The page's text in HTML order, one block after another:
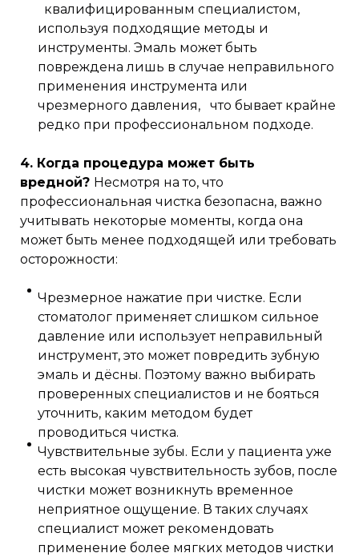
квалифицированным специалистом,
используя подходящие методы и
инструменты. Эмаль может быть
повреждена лишь в случае неправильного
применения инструмента или
чрезмерного давления, что бывает крайне
редко при профессиональном подходе.
4. Когда процедура может быть
вредной? Несмотря на то, что
профессиональная чистка безопасна, важно
учитывать некоторые моменты, когда она
может быть менее подходящей или требовать
осторожности:
Чрезмерное нажатие при чистке. Если
стоматолог применяет слишком сильное
давление или использует неправильный
инструмент, это может повредить зубную
эмаль и дёсны. Поэтому важно выбирать
проверенных специалистов и не бояться
уточнить, каким методом будет
проводиться чистка.
Чувствительные зубы. Если у пациента уже
есть высокая чувствительность зубов, после
чистки может возникнуть временное
неприятное ощущение. В таких случаях
специалист может рекомендовать
применение более мягких методов чистки